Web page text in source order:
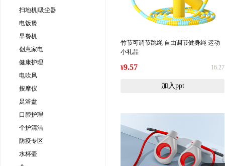
扫地机|吸尘器
电饭煲
早餐机
创意家电
健康护理
电吹风
按摩仪
足浴盆
口腔护理
个护清洁
防疫专区
水杯壶
竹节可调节跳绳 自由调节健身绳 运动
小礼品
¥9.57 16.27
加入ppt